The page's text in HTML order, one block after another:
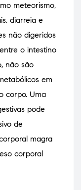
meteorismo,
diarreia e
não digeridos
o intestino
não são
em
corpo. Uma
pode
de
magra
corporal